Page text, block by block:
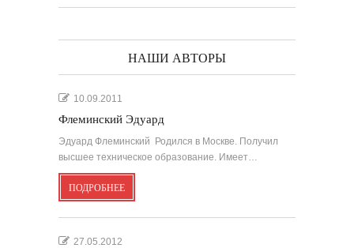
НАШИ АВТОРЫ
10.09.2011
Флеминский Эдуард
Эдуард Флеминский Родился в Москве. Получил
высшее техническое образование. Имеет…
ПОДРОБНЕЕ
27.05.2012